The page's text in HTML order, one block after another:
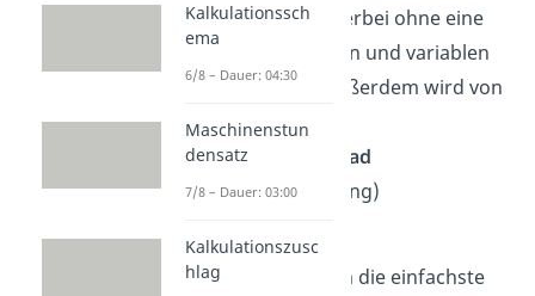
der Soll-Kosten hierbei ohne eine
Trennung von fixen und variablen
Kosten erfolgt. Außerdem wird von
einemkonstanten
Beschäftigungsgrad
(=Planbeschäftigung)
Es handelt sich um die einfachste
Kalkulationssch
ema
6/8 – Dauer: 04:30
Maschinenstun
densatz
7/8 – Dauer: 03:00
Kalkulationszusc
hlag